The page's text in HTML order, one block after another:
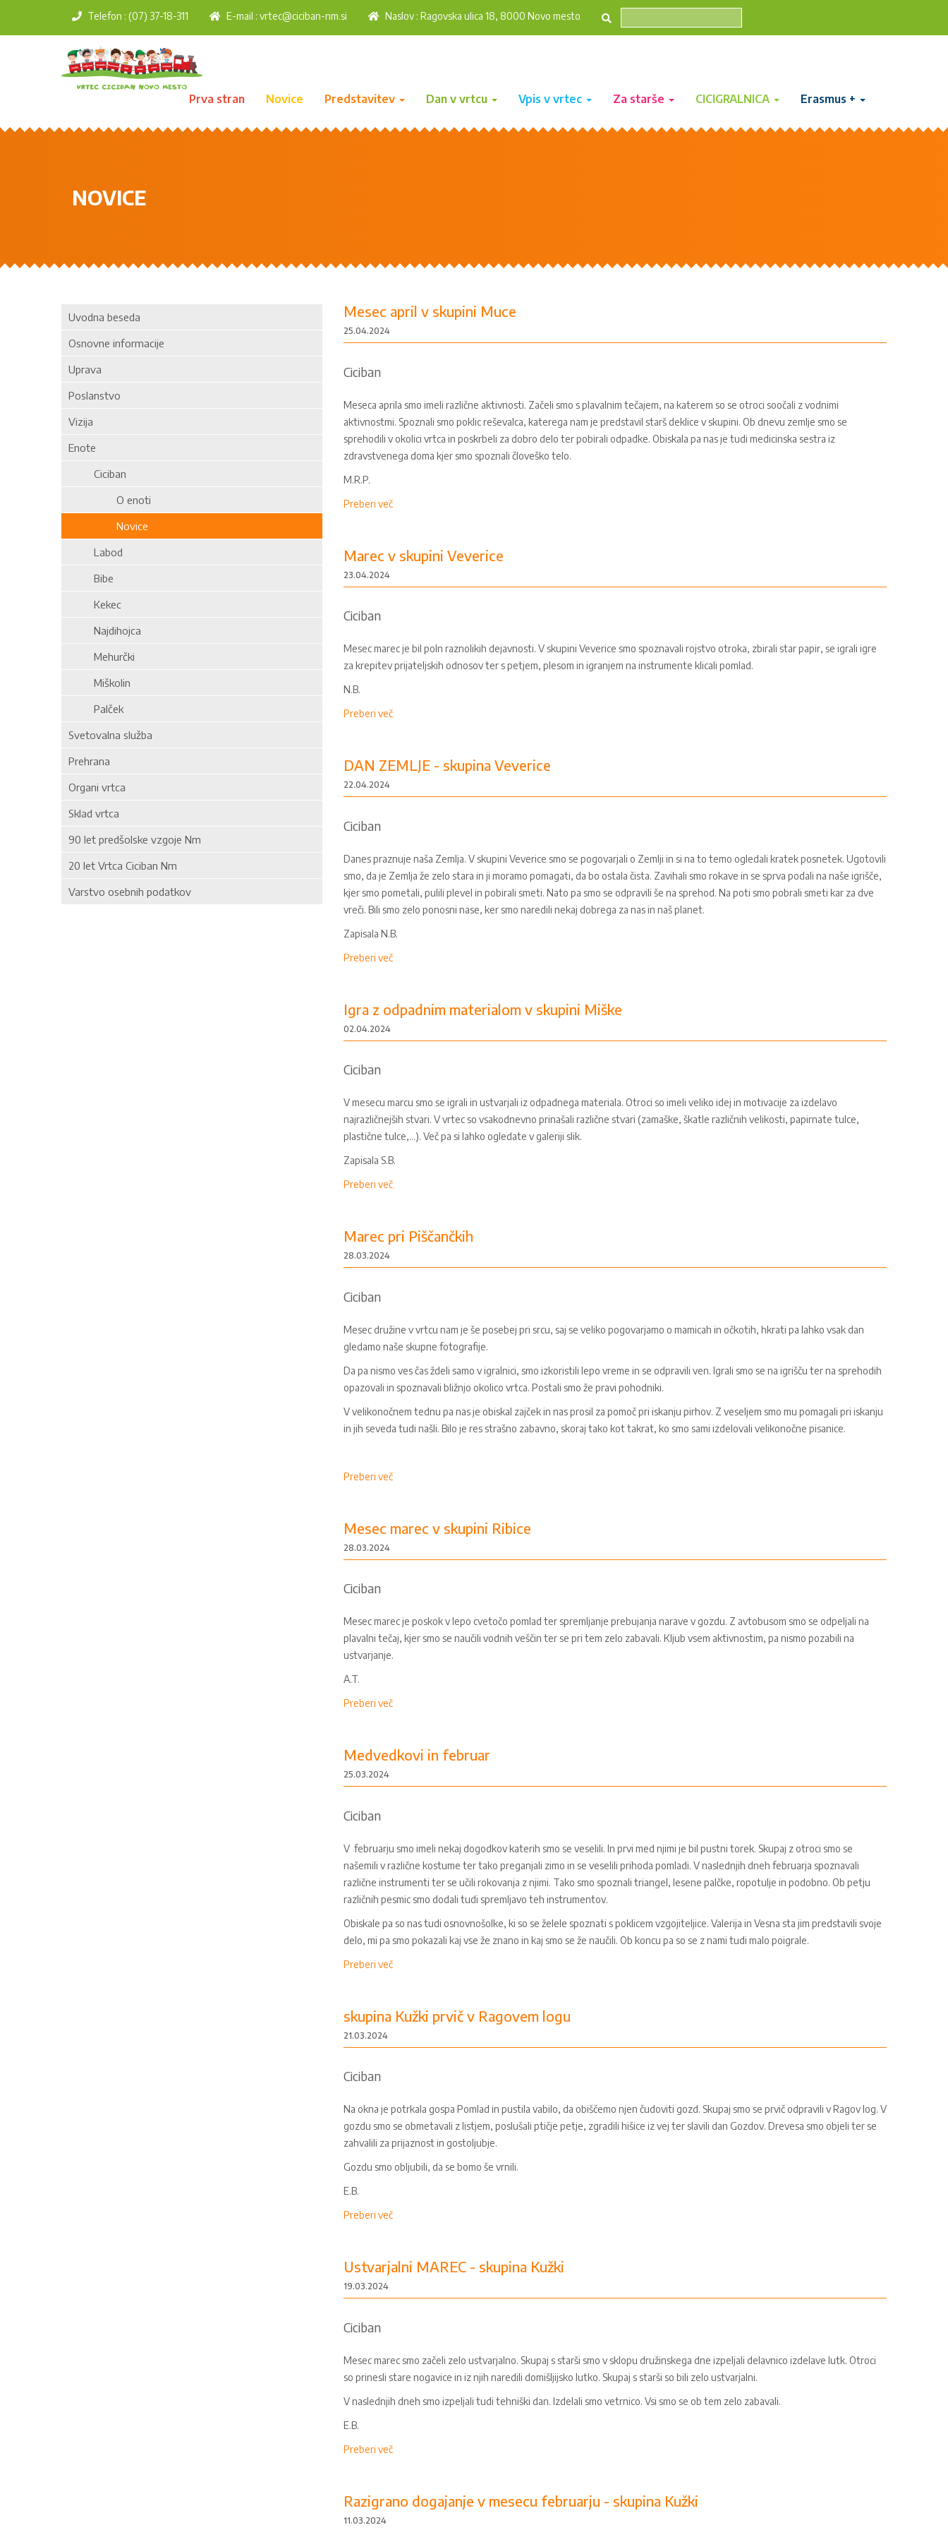
Telefon : (07) 37-18-311 E-mail : vrtec@ciciban-nm.si Naslov : Ragovska ulica 18, 8000 Novo mesto
Prva stran Novice Predstavitev Dan v vrtcu Vpis v vrtec Za starše CICIGRALNICA Erasmus +
NOVICE
Uvodna beseda
Osnovne informacije
Uprava
Poslanstvo
Vizija
Enote
Ciciban
O enoti
Novice
Labod
Bibe
Kekec
Najdihojca
Mehurčki
Miškolin
Palček
Svetovalna služba
Prehrana
Organi vrtca
Sklad vrtca
90 let predšolske vzgoje Nm
20 let Vrtca Ciciban Nm
Varstvo osebnih podatkov
Mesec april v skupini Muce
25.04.2024
Ciciban
Meseca aprila smo imeli različne aktivnosti. Začeli smo s plavalnim tečajem, na katerem so se otroci soočali z vodnimi
aktivnostmi. Spoznali smo poklic reševalca, katerega nam je predstavil starš deklice v skupini. Ob dnevu zemlje smo se
sprehodili v okolici vrtca in poskrbeli za dobro delo ter pobirali odpadke. Obiskala pa nas je tudi medicinska sestra iz
zdravstvenega doma kjer smo spoznali človeško telo.
M.R.P.
Preberi več
Marec v skupini Veverice
23.04.2024
Ciciban
Mesec marec je bil poln raznolikih dejavnosti. V skupini Veverice smo spoznavali rojstvo otroka, zbirali star papir, se igrali igre
za krepitev prijateljskih odnosov ter s petjem, plesom in igranjem na instrumente klicali pomlad.
N.B.
Preberi več
DAN ZEMLJE - skupina Veverice
22.04.2024
Ciciban
Danes praznuje naša Zemlja. V skupini Veverice smo se pogovarjali o Zemlji in si na to temo ogledali kratek posnetek. Ugotovili
smo, da je Zemlja že zelo stara in ji moramo pomagati, da bo ostala čista. Zavihali smo rokave in se sprva podali na naše igrišče,
kjer smo pometali, pulili plevel in pobirali smeti. Nato pa smo se odpravili še na sprehod. Na poti smo pobrali smeti kar za dve
vreči. Bili smo zelo ponosni nase, ker smo naredili nekaj dobrega za nas in naš planet.
Zapisala N.B.
Preberi več
Igra z odpadnim materialom v skupini Miške
02.04.2024
Ciciban
V mesecu marcu smo se igrali in ustvarjali iz odpadnega materiala. Otroci so imeli veliko idej in motivacije za izdelavo
najrazličnejših stvari. V vrtec so vsakodnevno prinašali različne stvari (zamaške, škatle različnih velikosti, papirnate tulce,
plastične tulce,...). Več pa si lahko ogledate v galeriji slik.
Zapisala S.B.
Preberi več
Marec pri Piščančkih
28.03.2024
Ciciban
Mesec družine v vrtcu nam je še posebej pri srcu, saj se veliko pogovarjamo o mamicah in očkotih, hkrati pa lahko vsak dan
gledamo naše skupne fotografije.
Da pa nismo ves čas ždeli samo v igralnici, smo izkoristili lepo vreme in se odpravili ven. Igrali smo se na igrišču ter na sprehodih
opazovali in spoznavali bližnjo okolico vrtca. Postali smo že pravi pohodniki.
V velikonočnem tednu pa nas je obiskal zajček in nas prosil za pomoč pri iskanju pirhov. Z veseljem smo mu pomagali pri iskanju
in jih seveda tudi našli. Bilo je res strašno zabavno, skoraj tako kot takrat, ko smo sami izdelovali velikonočne pisanice.
Preberi več
Mesec marec v skupini Ribice
28.03.2024
Ciciban
Mesec marec je poskok v lepo cvetočo pomlad ter spremljanje prebujanja narave v gozdu. Z avtobusom smo se odpeljali na
plavalni tečaj, kjer smo se naučili vodnih veščin ter se pri tem zelo zabavali. Kljub vsem aktivnostim, pa nismo pozabili na
ustvarjanje.
A.T.
Preberi več
Medvedkovi in februar
25.03.2024
Ciciban
V februarju smo imeli nekaj dogodkov katerih smo se veselili. In prvi med njimi je bil pustni torek. Skupaj z otroci smo se
našemili v različne kostume ter tako preganjali zimo in se veselili prihoda pomladi. V naslednjih dneh februarja spoznavali
različne instrumenti ter se učili rokovanja z njimi. Tako smo spoznali triangel, lesene palčke, ropotulje in podobno. Ob petju
različnih pesmic smo dodali tudi spremljavo teh instrumentov.
Obiskale pa so nas tudi osnovnošolke, ki so se želele spoznati s poklicem vzgojiteljice. Valerija in Vesna sta jim predstavili svoje
delo, mi pa smo pokazali kaj vse že znano in kaj smo se že naučili. Ob koncu pa so se z nami tudi malo poigrale.
Preberi več
skupina Kužki prvič v Ragovem logu
21.03.2024
Ciciban
Na okna je potrkala gospa Pomlad in pustila vabilo, da obiščemo njen čudoviti gozd. Skupaj smo se prvič odpravili v Ragov log. V
gozdu smo se obmetavali z listjem, poslušali ptičje petje, zgradili hišice iz vej ter slavili dan Gozdov. Drevesa smo objeli ter se
zahvalili za prijaznost in gostoljubje.
Gozdu smo obljubili, da se bomo še vrnili.
E.B.
Preberi več
Ustvarjalni MAREC - skupina Kužki
19.03.2024
Ciciban
Mesec marec smo začeli zelo ustvarjalno. Skupaj s starši smo v sklopu družinskega dne izpeljali delavnico izdelave lutk. Otroci
so prinesli stare nogavice in iz njih naredili domišljijsko lutko. Skupaj s starši so bili zelo ustvarjalni.
V naslednjih dneh smo izpeljali tudi tehniški dan. Izdelali smo vetrnico. Vsi smo se ob tem zelo zabavali.
E.B.
Preberi več
Razigrano dogajanje v mesecu februarju - skupina Kužki
11.03.2024